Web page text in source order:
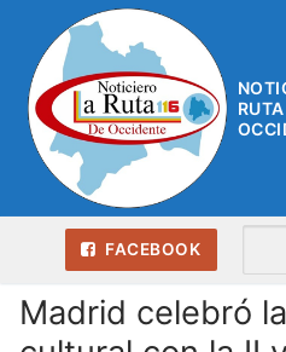
contenido
FACEBOOK
Madrid celebró